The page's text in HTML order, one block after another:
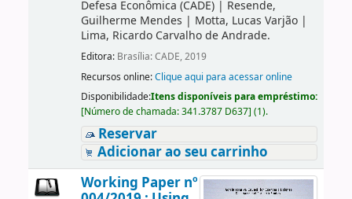
Defesa Econômica (CADE)| Resende,
Guilherme Mendes | Motta, Lucas Varjão|
Lima, Ricardo Carvalho de Andrade.
Editora: Brasília: CADE, 2019
Recursos online:Clique aqui para acessar online
Disponibilidade:Itens disponíveis para empréstimo:
[Número de chamada:341.3787 D637] (1).
Reservar
Adicionar ao seu carrinho
Working Paper nº